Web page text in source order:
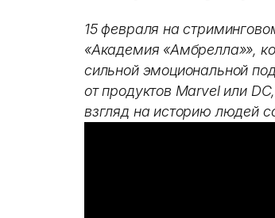
15 февраля на
«Академия «Амбрелла»»,
сильной эмоциональной
от продуктов Marvel или
взгляд на историю людей